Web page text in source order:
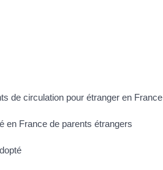
de circulation pour étranger en France
en France de parents étrangers